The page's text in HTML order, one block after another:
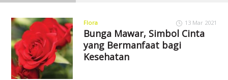
Flora 13 Mar 2021
Bunga Mawar, Simbol Cinta
yang Bermanfaat bagi
Kesehatan